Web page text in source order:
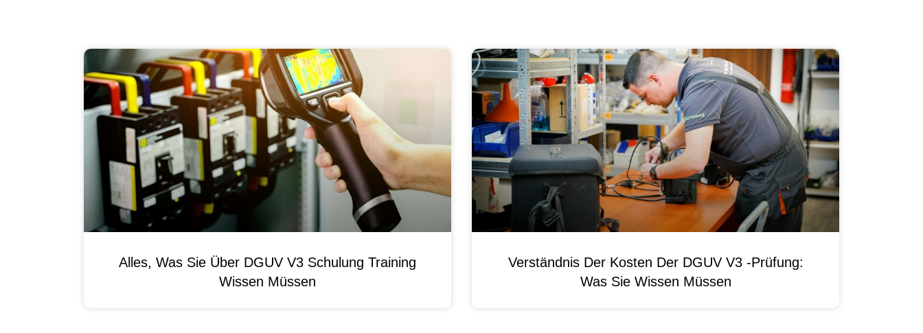
Alles, Was Sie Über DGUV V3 Schulung Training
Wissen Müssen
Verständnis Der Kosten Der DGUV V3 -Prüfung:
Was Sie Wissen Müssen